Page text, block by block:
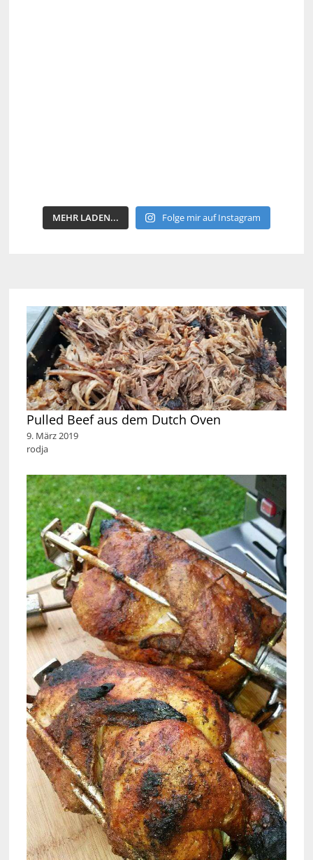
MEHR LADEN... Folge mir auf Instagram
Pulled Beef aus dem Dutch Oven
9. März 2019
rodja